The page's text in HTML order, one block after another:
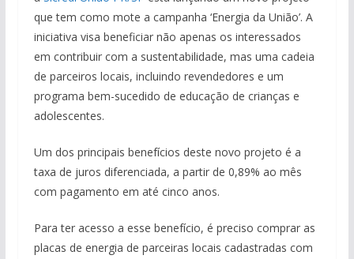
que tem como mote a campanha ‘Energia da União’. A
iniciativa visa beneficiar não apenas os interessados
em contribuir com a sustentabilidade, mas uma cadeia
de parceiros locais, incluindo revendedores e um
programa bem-sucedido de educação de crianças e
adolescentes.
Um dos principais benefícios deste novo projeto é a
taxa de juros diferenciada, a partir de 0,89% ao mês
com pagamento em até cinco anos.
Para ter acesso a esse benefício, é preciso comprar as
placas de energia de parceiras locais cadastradas com